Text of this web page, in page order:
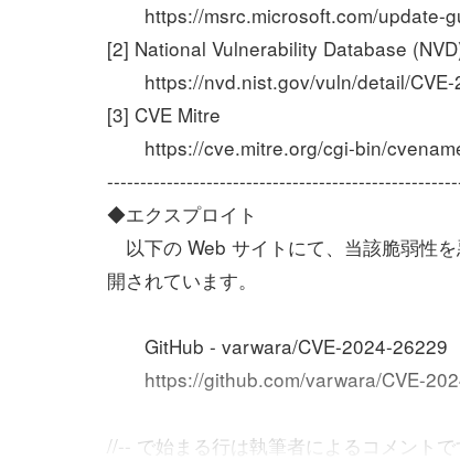
https://msrc.microsoft.com/update-
[2] National Vulnerability Database
https://nvd.nist.gov/vuln/detail/CVE-
[3] CVE Mitre
https://cve.mitre.org/cgi-bin/
◆エクスプロイト
以下の Web サイトにて、当該脆弱性
開されています。
GitHub - varwara/CVE-2024-26229
https://github.com/varwara/CVE-
//-- で始まる行は執筆者によるコメントで